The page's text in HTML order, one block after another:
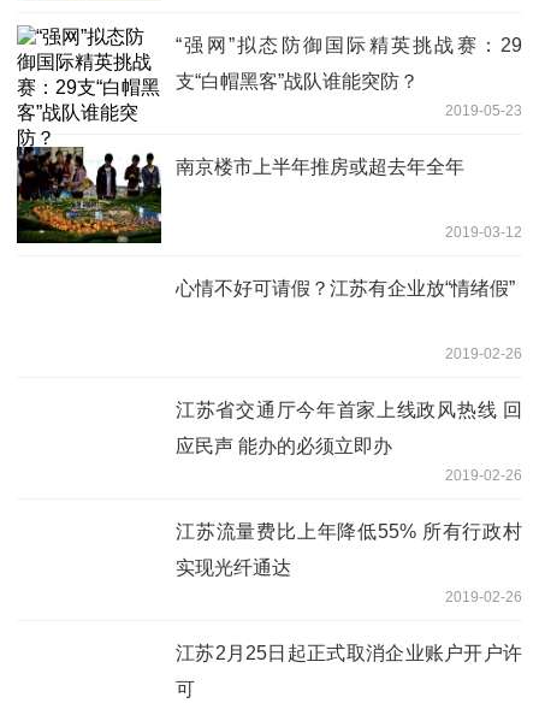
“强网”拟态防御国际精英挑战赛：29
支“白帽黑客”战队谁能突防？
2019-05-23
南京楼市上半年推房或超去年全年
2019-03-12
心情不好可请假？江苏有企业放“情绪假”
2019-02-26
江苏省交通厅今年首家上线政风热线 回
应民声 能办的必须立即办
2019-02-26
江苏流量费比上年降低55% 所有行政村
实现光纤通达
2019-02-26
江苏2月25日起正式取消企业账户开户许
可